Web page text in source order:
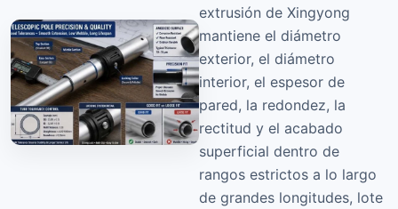
extrusión de Xingyong
mantiene el diámetro
exterior, el diámetro
interior, el espesor de
pared, la redondez, la
rectitud y el acabado
superficial dentro de
rangos estrictos a lo largo
de grandes longitudes, lote